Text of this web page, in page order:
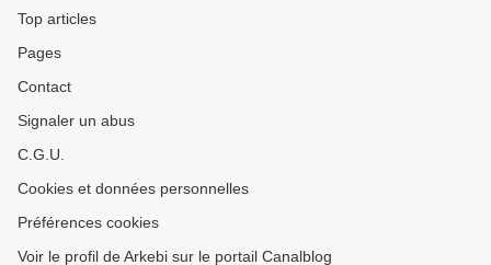
Top articles
Pages
Contact
Signaler un abus
C.G.U.
Cookies et données personnelles
Préférences cookies
Voir le profil de Arkebi sur le portail Canalblog